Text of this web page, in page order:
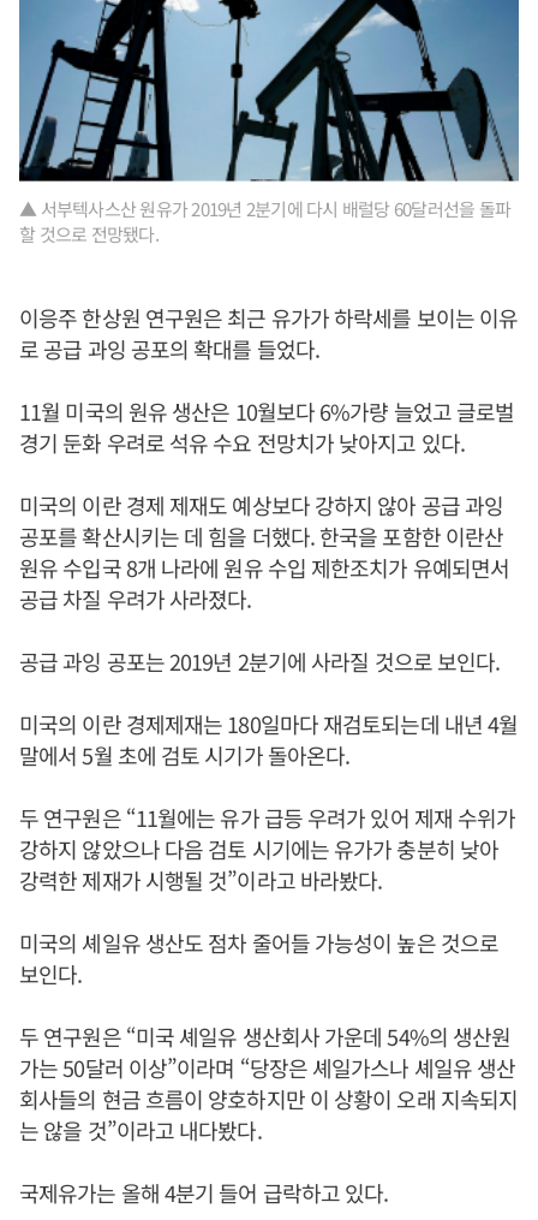
▲ 서부텍사스산 원유가 2019년 2분기에 다시 배럴당 60달러선을 돌파
할 것으로 전망됐다.
이응주 한상원 연구원은 최근 유가가 하락세를 보이는 이유
로 공급 과잉 공포의 확대를 들었다.
11월 미국의 원유 생산은 10월보다 6%가량 늘었고 글로벌
경기 둔화 우려로 석유 수요 전망치가 낮아지고 있다.
미국의 이란 경제 제재도 예상보다 강하지 않아 공급 과잉
공포를 확산시키는 데 힘을 더했다. 한국을 포함한 이란산
원유 수입국 8개 나라에 원유 수입 제한조치가 유예되면서
공급 차질 우려가 사라졌다.
공급 과잉 공포는 2019년 2분기에 사라질 것으로 보인다.
미국의 이란 경제제재는 180일마다 재검토되는데 내년 4월
말에서 5월 초에 검토 시기가 돌아온다.
두 연구원은 “11월에는 유가 급등 우려가 있어 제재 수위가
강하지 않았으나 다음 검토 시기에는 유가가 충분히 낮아
강력한 제재가 시행될 것”이라고 바라봤다.
미국의 셰일유 생산도 점차 줄어들 가능성이 높은 것으로
보인다.
두 연구원은 “미국 셰일유 생산회사 가운데 54%의 생산원
가는 50달러 이상”이라며 “당장은 셰일가스나 셰일유 생산
회사들의 현금 흐름이 양호하지만 이 상황이 오래 지속되지
는 않을 것”이라고 내다봤다.
국제유가는 올해 4분기 들어 급락하고 있다.